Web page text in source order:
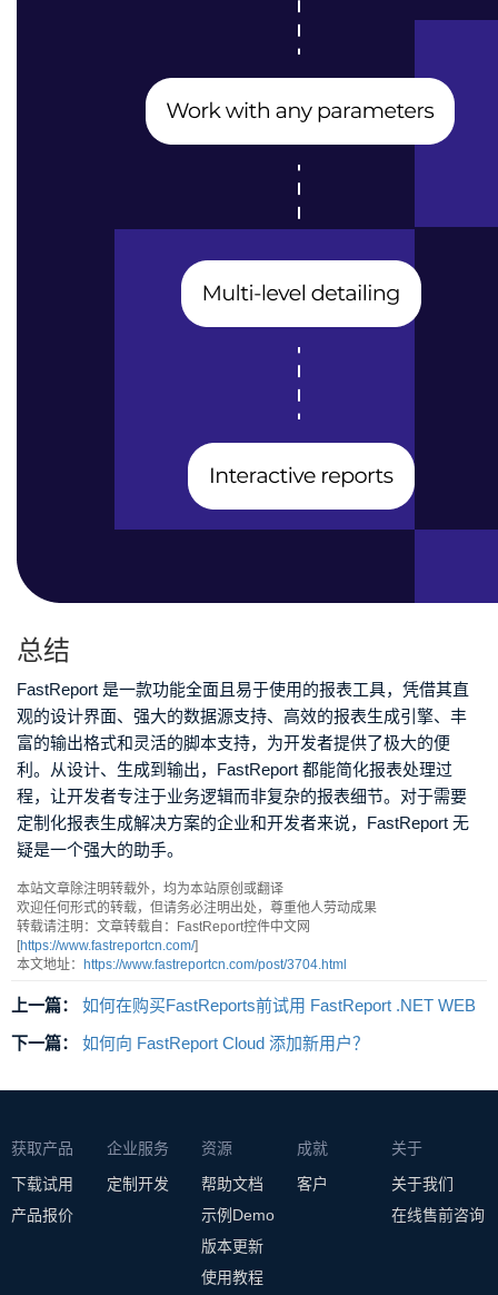
总结
FastReport 是一款功能全面且易于使用的报表工具，凭借其直
观的设计界面、强大的数据源支持、高效的报表生成引擎、丰
富的输出格式和灵活的脚本支持，为开发者提供了极大的便
利。从设计、生成到输出，FastReport 都能简化报表处理过
程，让开发者专注于业务逻辑而非复杂的报表细节。对于需要
定制化报表生成解决方案的企业和开发者来说，FastReport 无
疑是一个强大的助手。
本站文章除注明转载外，均为本站原创或翻译
欢迎任何形式的转载，但请务必注明出处，尊重他人劳动成果
转载请注明：文章转载自：FastReport控件中文网
[https://www.fastreportcn.com/]
本文地址：
https://www.fastreportcn.com/post/3704.html
上一篇：
如何在购买FastReports前试用 FastReport .NET WEB
下一篇：
如何向 FastReport Cloud 添加新用户？
获取产品
下载试用
产品报价
企业服务
定制开发
资源
帮助文档
示例Demo
版本更新
使用教程
成就
客户
关于
关于我们
在线售前咨询